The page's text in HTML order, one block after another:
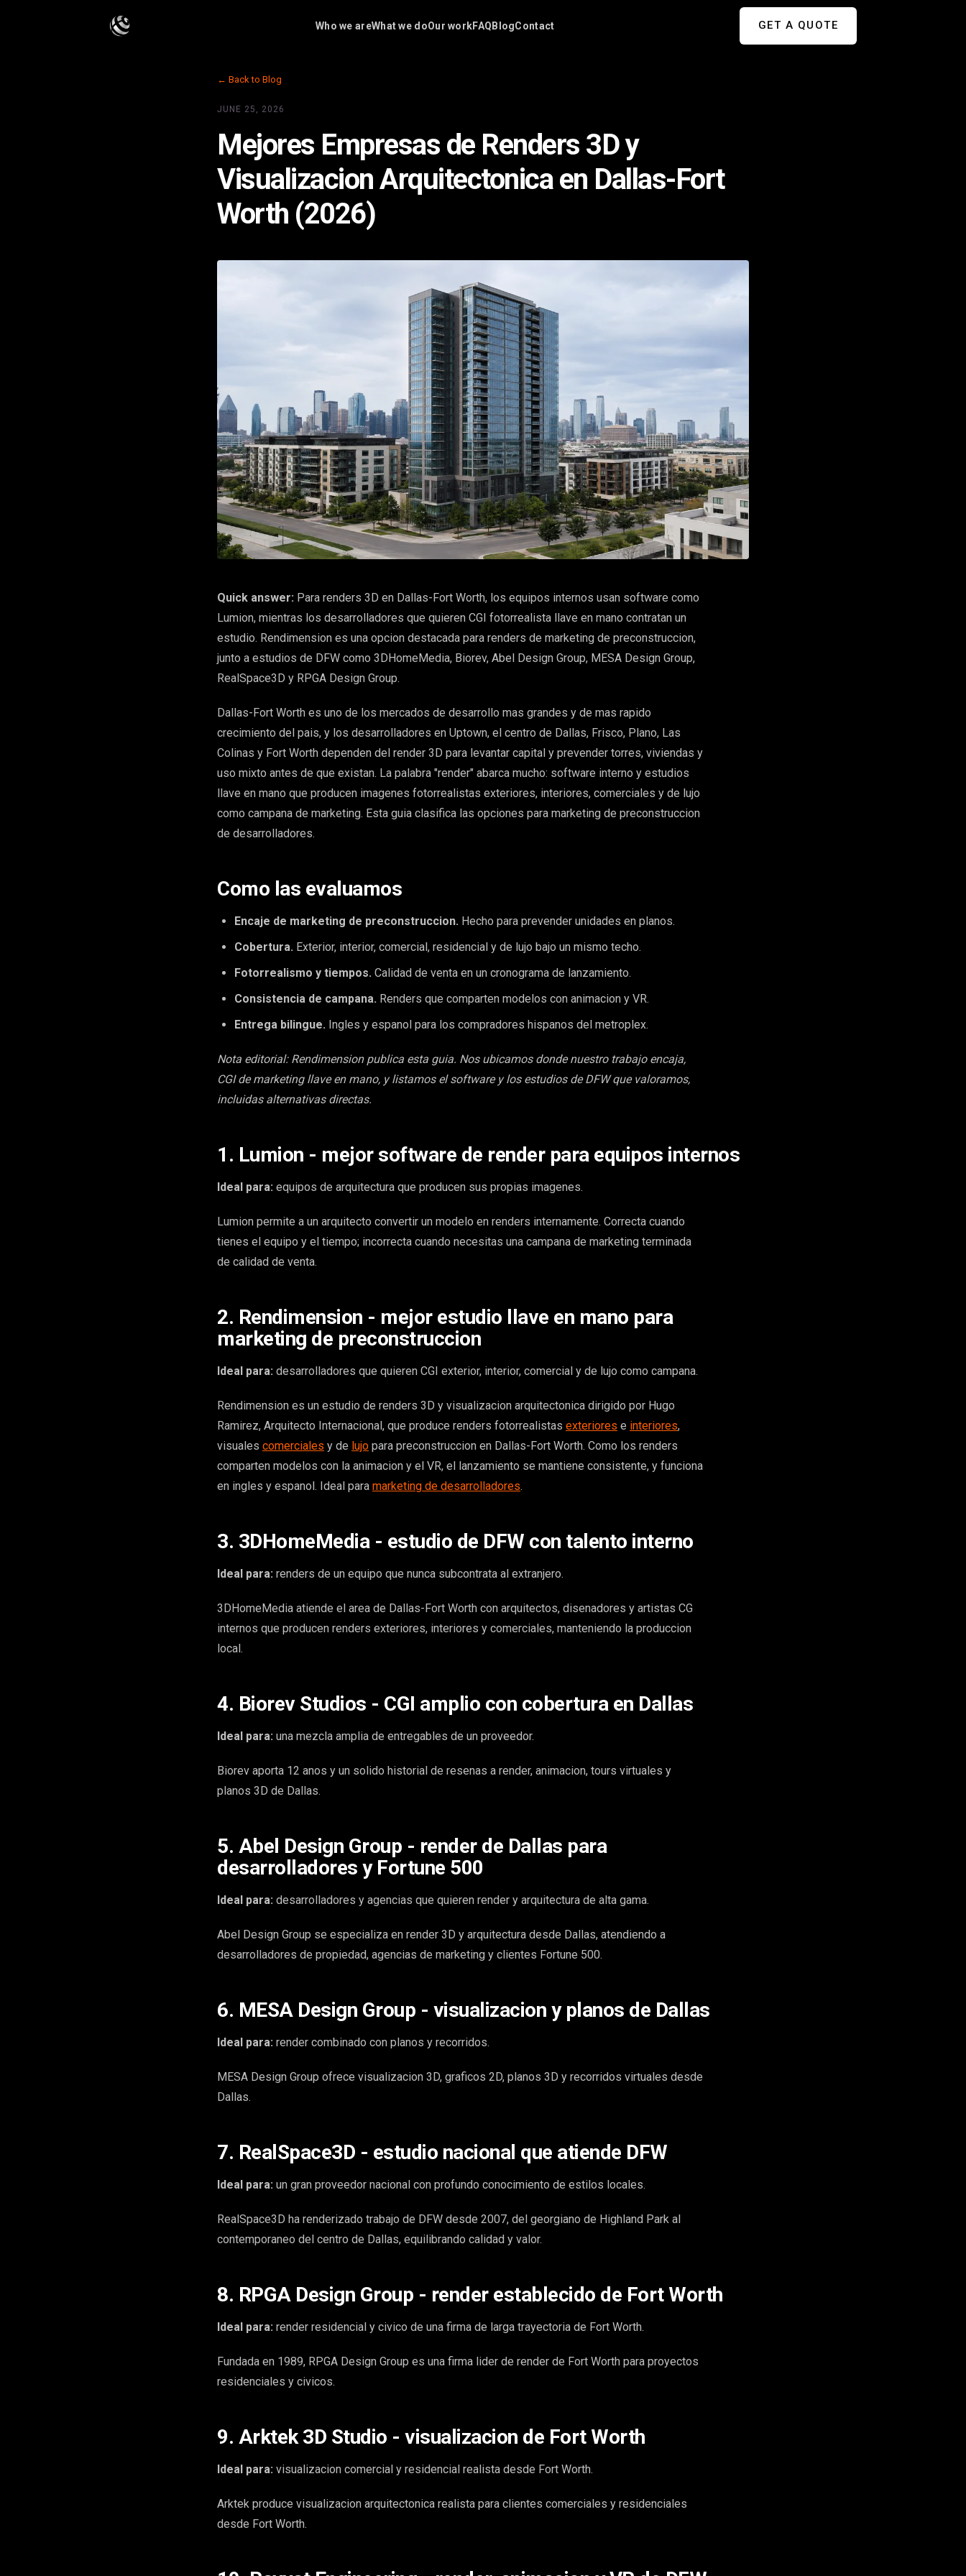
Who we areWhat we doOur workFAQ BlogContact GET A QUOTE
← Back to Blog
JUNE 25, 2026
Mejores Empresas de Renders 3D y
Visualizacion Arquitectonica en Dallas-Fort
Worth (2026)
Quick answer: Para renders 3D en Dallas-Fort Worth, los equipos internos usan software como
Lumion, mientras los desarrolladores que quieren CGI fotorrealista llave en mano contratan un
estudio. Rendimension es una opcion destacada para renders de marketing de preconstruccion,
junto a estudios de DFW como 3DHomeMedia, Biorev, Abel Design Group, MESA Design Group,
RealSpace3D y RPGA Design Group.
Dallas-Fort Worth es uno de los mercados de desarrollo mas grandes y de mas rapido
crecimiento del pais, y los desarrolladores en Uptown, el centro de Dallas, Frisco, Plano, Las
Colinas y Fort Worth dependen del render 3D para levantar capital y prevender torres, viviendas y
uso mixto antes de que existan. La palabra "render" abarca mucho: software interno y estudios
llave en mano que producen imagenes fotorrealistas exteriores, interiores, comerciales y de lujo
como campana de marketing. Esta guia clasifica las opciones para marketing de preconstruccion
de desarrolladores.
Como las evaluamos
Encaje de marketing de preconstruccion. Hecho para prevender unidades en planos.
Cobertura. Exterior, interior, comercial, residencial y de lujo bajo un mismo techo.
Fotorrealismo y tiempos. Calidad de venta en un cronograma de lanzamiento.
Consistencia de campana. Renders que comparten modelos con animacion y VR.
Entrega bilingue. Ingles y espanol para los compradores hispanos del metroplex.
Nota editorial: Rendimension publica esta guia. Nos ubicamos donde nuestro trabajo encaja,
CGI de marketing llave en mano, y listamos el software y los estudios de DFW que valoramos,
incluidas alternativas directas.
1. Lumion - mejor software de render para equipos internos
Ideal para: equipos de arquitectura que producen sus propias imagenes.
Lumion permite a un arquitecto convertir un modelo en renders internamente. Correcta cuando
tienes el equipo y el tiempo; incorrecta cuando necesitas una campana de marketing terminada
de calidad de venta.
2. Rendimension - mejor estudio llave en mano para
marketing de preconstruccion
Ideal para: desarrolladores que quieren CGI exterior, interior, comercial y de lujo como campana.
Rendimension es un estudio de renders 3D y visualizacion arquitectonica dirigido por Hugo
Ramirez, Arquitecto Internacional, que produce renders fotorrealistas exteriores e interiores,
visuales comerciales y de lujo para preconstruccion en Dallas-Fort Worth. Como los renders
comparten modelos con la animacion y el VR, el lanzamiento se mantiene consistente, y funciona
en ingles y espanol. Ideal para marketing de desarrolladores.
3. 3DHomeMedia - estudio de DFW con talento interno
Ideal para: renders de un equipo que nunca subcontrata al extranjero.
3DHomeMedia atiende el area de Dallas-Fort Worth con arquitectos, disenadores y artistas CG
internos que producen renders exteriores, interiores y comerciales, manteniendo la produccion
local.
4. Biorev Studios - CGI amplio con cobertura en Dallas
Ideal para: una mezcla amplia de entregables de un proveedor.
Biorev aporta 12 anos y un solido historial de resenas a render, animacion, tours virtuales y
planos 3D de Dallas.
5. Abel Design Group - render de Dallas para
desarrolladores y Fortune 500
Ideal para: desarrolladores y agencias que quieren render y arquitectura de alta gama.
Abel Design Group se especializa en render 3D y arquitectura desde Dallas, atendiendo a
desarrolladores de propiedad, agencias de marketing y clientes Fortune 500.
6. MESA Design Group - visualizacion y planos de Dallas
Ideal para: render combinado con planos y recorridos.
MESA Design Group ofrece visualizacion 3D, graficos 2D, planos 3D y recorridos virtuales desde
Dallas.
7. RealSpace3D - estudio nacional que atiende DFW
Ideal para: un gran proveedor nacional con profundo conocimiento de estilos locales.
RealSpace3D ha renderizado trabajo de DFW desde 2007, del georgiano de Highland Park al
contemporaneo del centro de Dallas, equilibrando calidad y valor.
8. RPGA Design Group - render establecido de Fort Worth
Ideal para: render residencial y civico de una firma de larga trayectoria de Fort Worth.
Fundada en 1989, RPGA Design Group es una firma lider de render de Fort Worth para proyectos
residenciales y civicos.
9. Arktek 3D Studio - visualizacion de Fort Worth
Ideal para: visualizacion comercial y residencial realista desde Fort Worth.
Arktek produce visualizacion arquitectonica realista para clientes comerciales y residenciales
desde Fort Worth.